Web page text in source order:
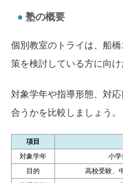
塾の概要
個別教室のトライは、船
策を検討している方に向け
対象学年や指導形態、対
合うかを比較しましょう。
項目
対象学年
小学
目的
高校受験、